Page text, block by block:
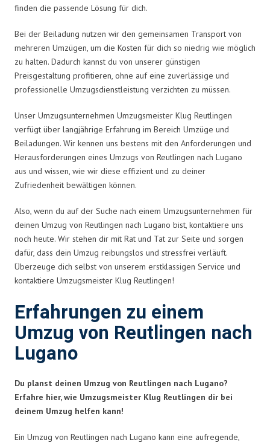
finden die passende Lösung für dich.
Bei der Beiladung nutzen wir den gemeinsamen Transport von
mehreren Umzügen, um die Kosten für dich so niedrig wie möglich
zu halten. Dadurch kannst du von unserer günstigen
Preisgestaltung profitieren, ohne auf eine zuverlässige und
professionelle Umzugsdienstleistung verzichten zu müssen.
Unser Umzugsunternehmen Umzugsmeister Klug Reutlingen
verfügt über langjährige Erfahrung im Bereich Umzüge und
Beiladungen. Wir kennen uns bestens mit den Anforderungen und
Herausforderungen eines Umzugs von Reutlingen nach Lugano
aus und wissen, wie wir diese effizient und zu deiner
Zufriedenheit bewältigen können.
Also, wenn du auf der Suche nach einem Umzugsunternehmen für
deinen Umzug von Reutlingen nach Lugano bist, kontaktiere uns
noch heute. Wir stehen dir mit Rat und Tat zur Seite und sorgen
dafür, dass dein Umzug reibungslos und stressfrei verläuft.
Überzeuge dich selbst von unserem erstklassigen Service und
kontaktiere Umzugsmeister Klug Reutlingen!
Erfahrungen zu einem
Umzug von Reutlingen nach
Lugano
Du planst deinen Umzug von Reutlingen nach Lugano?
Erfahre hier, wie Umzugsmeister Klug Reutlingen dir bei
deinem Umzug helfen kann!
Ein Umzug von Reutlingen nach Lugano kann eine aufregende,